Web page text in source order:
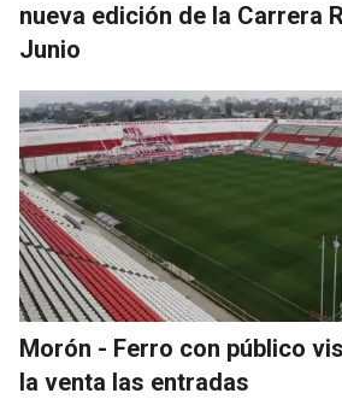
nueva edición de la Carrera
Junio
Morón - Ferro con público
la venta las entradas